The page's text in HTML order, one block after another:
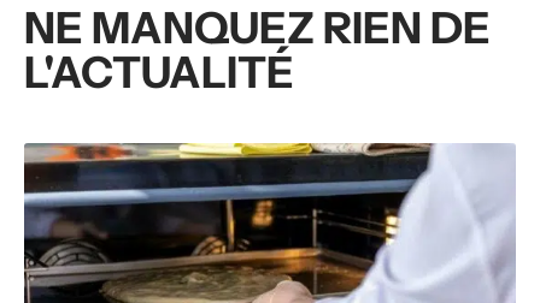
NE MANQUEZ RIEN DE
L'ACTUALITÉ